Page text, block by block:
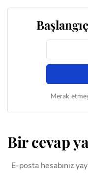
Merak
Bir cevap
E-posta hesabınız